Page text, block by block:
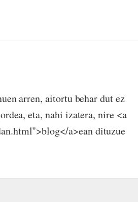
arren, aitortu behar dut ez
eta, nahi izatera, nire <a
a>ean dituzue